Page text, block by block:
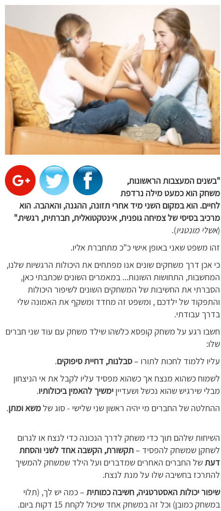
"בשנים המעצבות הראשונות,
משחק הוא כמעט מילה נרדפת
לחיים. הוא במקום השני מיד אחרי תזונה, ההגנה, והאהבה. הוא
מרכיב בסיסי של צמיחה גופנית, אינטקטואלית, חברתית, רגשית."
(אשלי מונטגיו).
זהו משפט שאני באופן אישי כ"כ מתחברת אליו.
כי אכן דרך משחקים שונים אנו מפתחים את היכולות הרגשיות שלנו,
המחשבות, התחושות השונות... במאמרים השונים שכתבתי כאן,
הסברתי את החשיבות של המשחקים השונים לשיפור היכולות
והתפקוד של ילדכם , ומשפט זה מחדד ומשקף את האמונה שלי
בדרך עבודתי.
חשבו רגע על משחק קופסא כלשהו שילד משחק עם עוד שני חברים
שלו:
עליו ללמוד לחכות לתורו –סבלנות, דחיית סיפוקים.
לשמוח כשהוא מנצח אך כשהוא מפסיד עליו לקבל את אי הניצחון
מבלי שירגיש שהוא נכשל ושעדיין ימשיך להאמין ביכולותיו.
ההחלטה של החברים מי יהיה ראשון שני שלישי - סוג שלמשא ומתן.
השיחות שלהם תוך כדי משחק לדרך הנכונה כדי לנצח או לגרום
לשחקן שמשחק להפסיד –תקשורת, הקשבה אחד לשני והסחת
דעתשל החברים האחרים שמדברים ועל הילד שמשחק להמשיך
להתרכז בחשיבה שלו על מנת לנצח.
שיפור יכולות האסטרטגיה, חשיבה כמותית – כמה יש לך, (תלוי
במשחק כמובן) וכל זה במשחק אחד שיכול לקחת 15 דקות ביום.